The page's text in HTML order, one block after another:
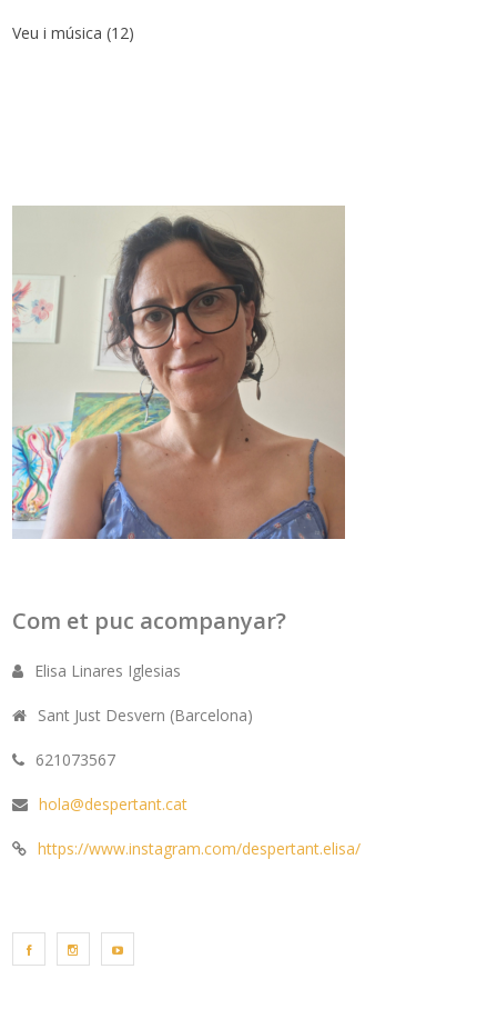
Veu i música (12)
Com et puc acompanyar?
Elisa Linares Iglesias
Sant Just Desvern (Barcelona)
621073567
hola@despertant.cat
https://www.instagram.com/despertant.elisa/